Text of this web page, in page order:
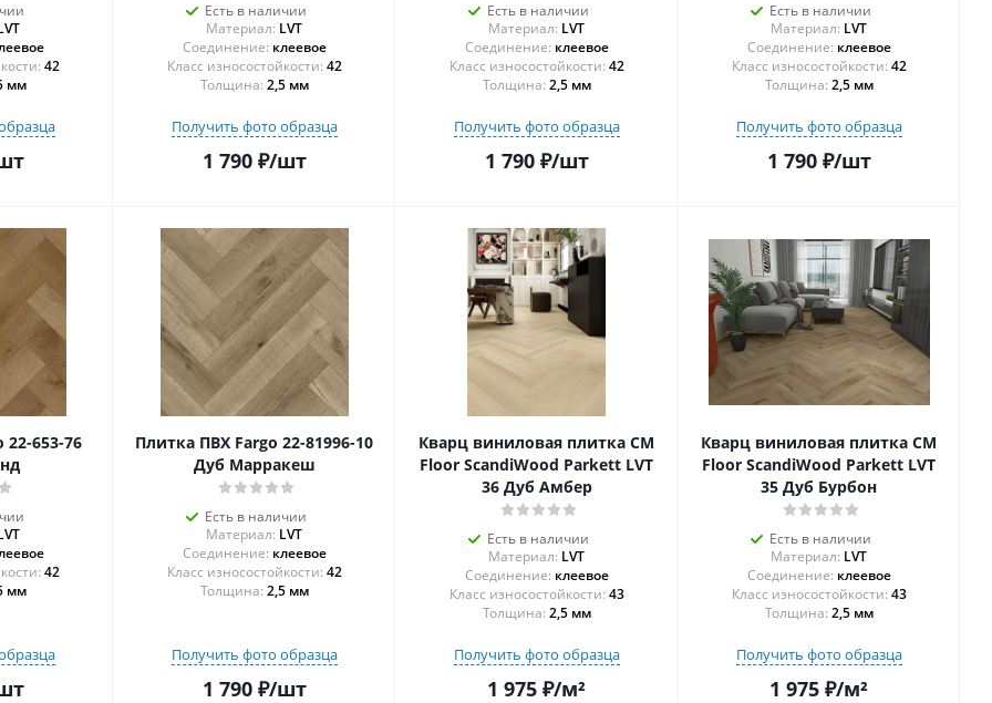
42
мм
Есть в наличии
Материал: LVT
Соединение: клеевое
42
Толщина: 2,5 мм
Получить фото образца
1 790₽/шт
Есть в наличии
Материал: LVT
Соединение: клеевое
42
Толщина: 2,5 мм
Получить фото образца
1 790₽/шт
Есть в наличии
Материал: LVT
Соединение: клеевое
42
Толщина: 2,5 мм
Получить фото образца
1 790₽/шт
653-76
42
мм
Плитка ПВХ Fargo 22-81996-10
Дуб Марракеш
Есть в наличии
Материал: LVT
Соединение: клеевое
42
Толщина: 2,5 мм
Получить фото образца
1 790₽/шт
Кварц виниловая плитка CM
Floor ScandiWood Parkett LVT
36 Дуб Амбер
Есть в наличии
Материал: LVT
Соединение: клеевое
43
Толщина: 2,5 мм
Получить фото образца
1 975 ₽/м²
Кварц виниловая плитка CM
Floor ScandiWood Parkett LVT
35 Дуб Бурбон
Есть в наличии
Материал: LVT
Соединение: клеевое
43
Толщина: 2,5 мм
Получить фото образца
1 975 ₽/м²